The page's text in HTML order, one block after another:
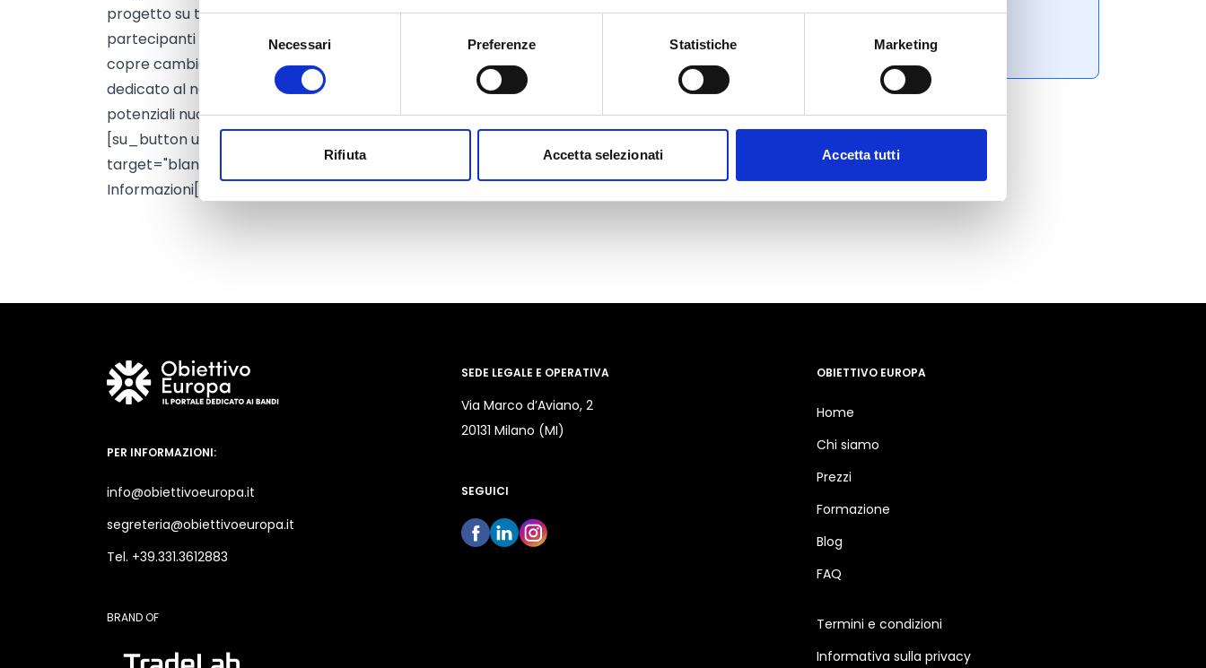
Selezione
consenso
Necessari Preferenze Statistiche Marketing
Rifiuta Accetta selezionati Accetta tutti
progetto su tematiche quali: tecnologia verde, protezione della natura e azione per il clima. I
partecipanti saranno invitati a una sessione informativa mattutina sul prossimo bando LIFE 2018, che
copre cambiamenti significativi del programma rispetto agli anni precedenti. Il pomeriggio sarà invece
dedicato al networking con i colleghi partecipanti per condividere esperienze, confrontarsi con
potenziali nuovi partner e incontrare rappresentanti del programma LIFE della Commissione europea.
[su_button url="http://ec.europa.eu/environment/life/news/events/events2018/may.htm#infoday18"
target="blank" style="flat" background="#014e9c " size="5" center="yes" radius="0"]Maggiori
Informazioni[/su_button]
Europa?
Prova gratis
PER INFORMAZIONI:
info@obiettivoeuropa.it
segreteria@obiettivoeuropa.it
Tel. +39.331.3612883
BRAND OF
SEDE LEGALE E OPERATIVA
Via Marco d’Aviano, 2
20131 Milano (MI)
SEGUICI
OBIETTIVO EUROPA
Home
Chi siamo
Prezzi
Formazione
Blog
FAQ
Termini e condizioni
Informativa sulla privacy